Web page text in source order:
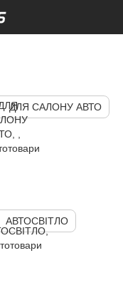
ДЛЯ САЛОНУ АВТО
АВТОСВІТЛО